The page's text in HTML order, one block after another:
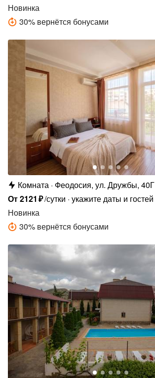
Новинка
30% вернётся бонусами
Комната Феодосия, ул. Дружбы, 40Г
От2121 ₽/сутки укажите даты и гостей
Новинка
30% вернётся бонусами